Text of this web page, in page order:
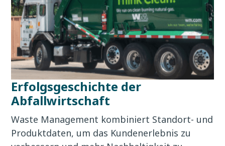
Erfolgsgeschichte der
Abfallwirtschaft
Waste Management kombiniert Standort- und
Produktdaten, um das Kundenerlebnis zu